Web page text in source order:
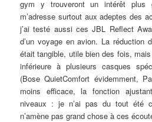
gym y trouveront un intérêt plus
m’adresse surtout aux adeptes des
j’ai testé aussi ces JBL Reflect
d’un voyage en avion. La réduction
était tangible, utile bien des fois,
inférieure à plusieurs casques
(Bose QuietComfort évidemment,
moins efficace, la fonction
niveaux : je n’ai pas du tout été
n’amène pas grand chose à ces